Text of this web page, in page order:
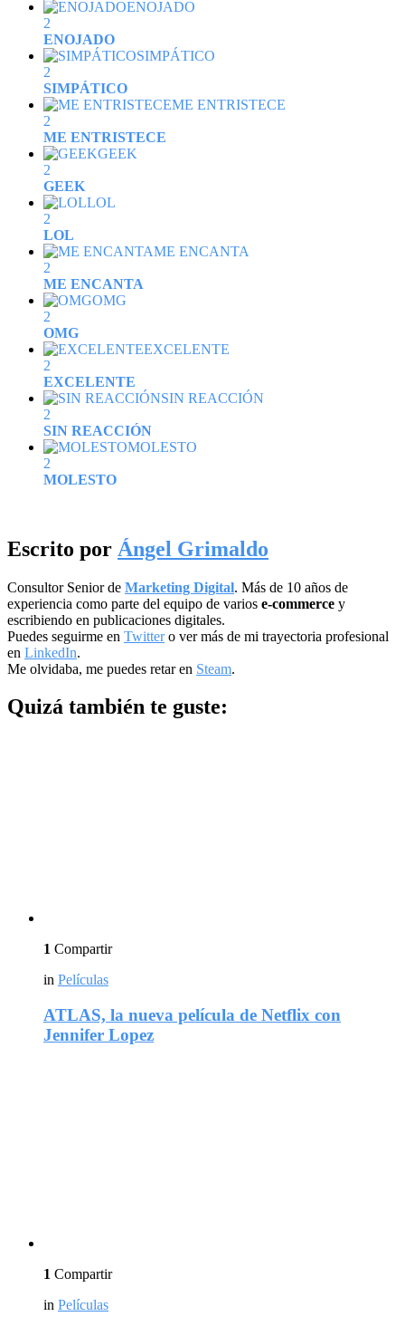
ENOJADO
2
ENOJADO
SIMPÁTICO
2
SIMPÁTICO
ME ENTRISTECE
2
ME ENTRISTECE
GEEK
2
GEEK
LOL
2
LOL
ME ENCANTA
2
ME ENCANTA
OMG
2
OMG
EXCELENTE
2
EXCELENTE
SIN REACCIÓN
2
SIN REACCIÓN
MOLESTO
2
MOLESTO
Escrito por Ángel Grimaldo
Consultor Senior de Marketing Digital. Más de 10 años de
experiencia como parte del equipo de varios e-commerce y
escribiendo en publicaciones digitales.
Puedes seguirme en Twittero ver más de mi trayectoria profesional
en LinkedIn.
Me olvidaba, me puedes retar en Steam.
Quizá también te guste:
1 Compartir
in Películas
ATLAS, la nueva película de Netflix con
Jennifer Lopez
1 Compartir
in Películas